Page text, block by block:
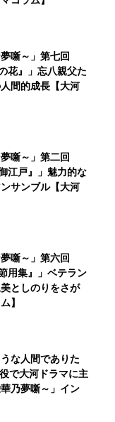
噺～」第七回
花』」忘八親父た
間的成長【大河
噺～」第二回
江戸』」魅力的な
サンブル【大河
噺～」第六回
用集』」ベテラン
としのりをさが
】
な人間でありた
で大河ドラマに主
乃夢噺～」イン